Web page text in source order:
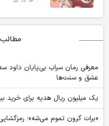
معرفی رمان سراب بی‌پایان داود
عشق و سنت‌ها
یک میلیون ریال هدیه برای خرید
«برات گرون تموم می‌شه»؛